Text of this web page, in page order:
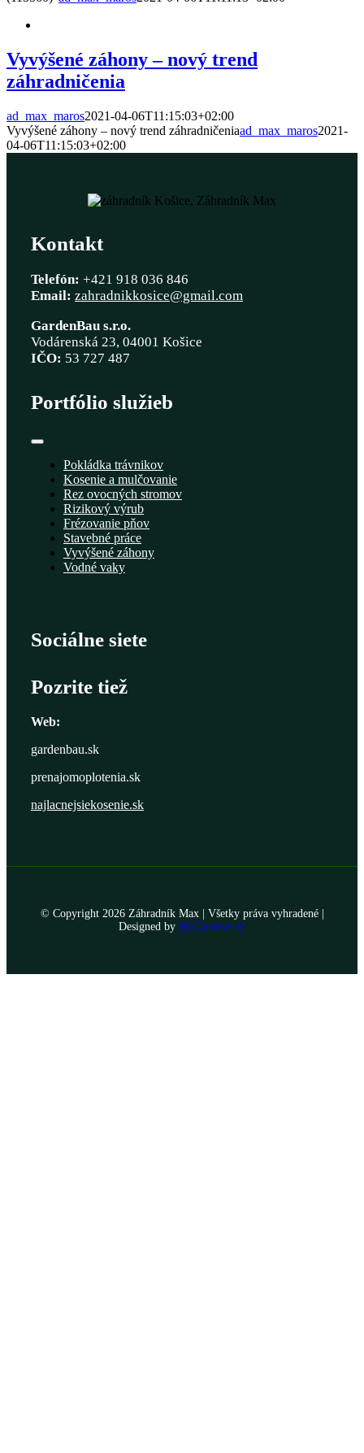
Vyvýšené záhony – nový trend
záhradničenia
ad_max_maros2021-04-06T11:15:03+02:00
Vyvýšené záhony – nový trend záhradničeniaad_max_maros2021-
04-06T11:15:03+02:00
Kontakt
Telefón: +421 918 036 846
Email: zahradnikkosice@gmail.com
GardenBau s.r.o.
Vodárenská 23, 04001 Košice
IČO: 53 727 487
Portfólio služieb
Toggle
NavigationPokládka trávnikov
Kosenie a mulčovanie
Rez ovocných stromov
Rizikový výrub
Frézovanie pňov
Stavebné práce
Vyvýšené záhony
Vodné vaky
Sociálne siete
Pozrite tiež
Web:
gardenbau.sk
prenajomoplotenia.sk
najlacnejsiekosenie.sk
© Copyright 2026 Záhradník Max | Všetky práva vyhradené |
Designed by MyCreative.sk